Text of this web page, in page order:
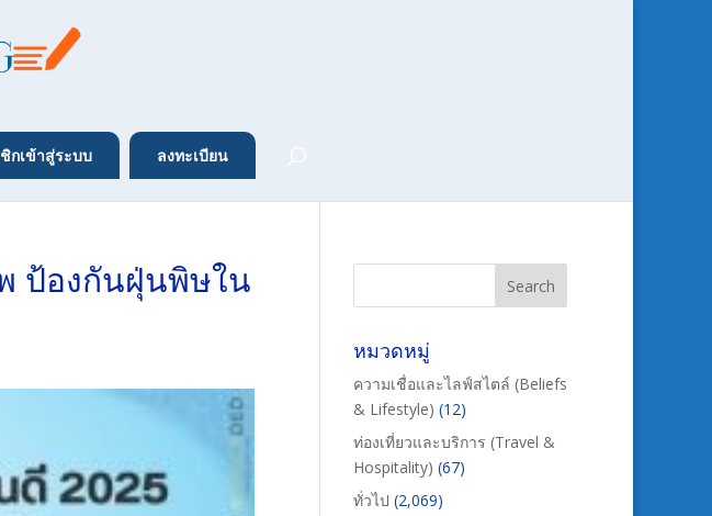
กเข้าสู่ระบบ ลงทะเบียน
ป้องกันฝุ่นพิษใน
หมวดหมู่
ความเชื่อและไลฟ์สไตล์ (Beliefs
& Lifestyle) (12)
ท่องเที่ยวและบริการ (Travel &
Hospitality) (67)
ทั่วไป (2,069)